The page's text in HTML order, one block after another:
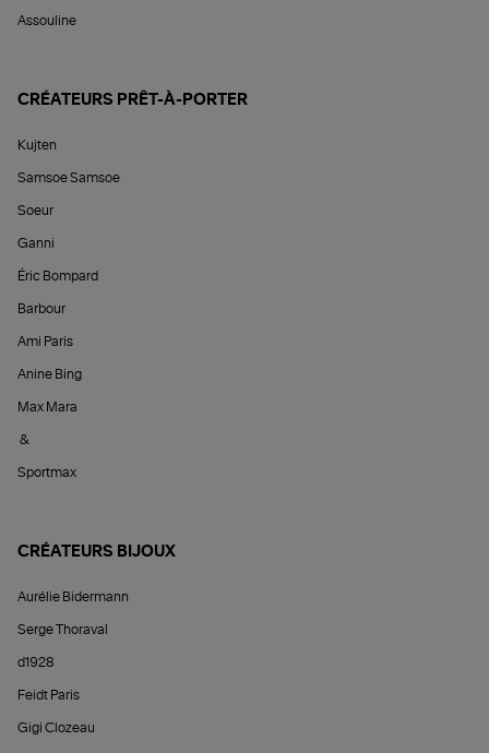
Assouline
CRÉATEURS PRÊT-À-PORTER
Kujten
Samsoe Samsoe
Soeur
Ganni
Éric Bompard
Barbour
Ami Paris
Anine Bing
Max Mara
&
Sportmax
CRÉATEURS BIJOUX
Aurélie Bidermann
Serge Thoraval
d1928
Feidt Paris
Gigi Clozeau